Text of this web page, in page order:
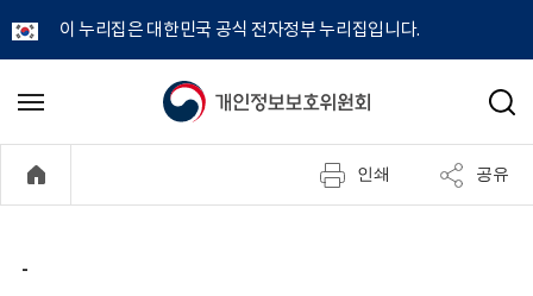
이 누리집은 대한민국 공식 전자정부 누리집입니다.
개
정
메
기
검
인쇄 공유
-